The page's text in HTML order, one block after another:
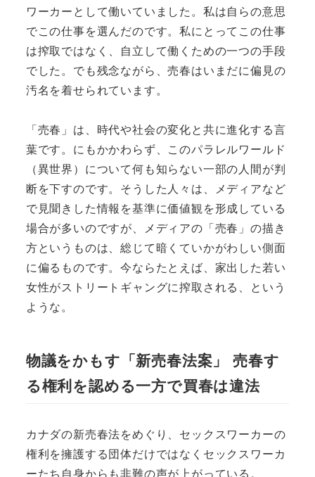
ワーカーとして働いていました。私は自らの意思
でこの仕事を選んだのです。私にとってこの仕事
は搾取ではなく、自立して働くための一つの手段
でした。でも残念ながら、売春はいまだに偏見の
汚名を着せられています。
「売春」は、時代や社会の変化と共に進化する言
葉です。にもかかわらず、このパラレルワールド
（異世界）について何も知らない一部の人間が判
断を下すのです。そうした人々は、メディアなど
で見聞きした情報を基準に価値観を形成している
場合が多いのですが、メディアの「売春」の描き
方というものは、総じて暗くていかがわしい側面
に偏るものです。今ならたとえば、家出した若い
女性がストリートギャングに搾取される、という
ような。
物議をかもす「新売春法案」 売春す
る権利を認める一方で買春は違法
カナダの新売春法をめぐり、セックスワーカーの
権利を擁護する団体だけではなくセックスワーカ
ーたち自身からも非難の声が上がっている。